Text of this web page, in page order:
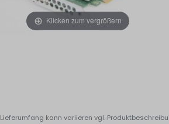
Klicken zum vergrößern
Lieferumfang kann variieren vgl.